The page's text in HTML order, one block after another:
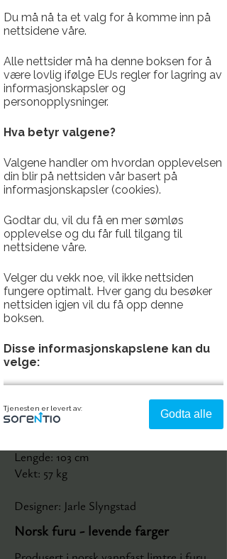
Høyde: 70 cm
Lengde: 103 cm
Vekt: 57 kg
Designer: Jarle Slyngstad
Norsk furu - levende farger
Du må nå ta et valg for å komme inn på
nettsidene våre.
Alle nettsider må ha denne boksen for å
være lovlig ifølge EUs regler for lagring av
informasjonskapsler og
personopplysninger.
Hva betyr valgene?
Valgene handler om hvordan opplevelsen
din blir på nettsiden vår basert på
informasjonskapsler (cookies).
Godtar du, vil du få en mer sømløs
opplevelse og du får full tilgang til
nettsidene våre.
Velger du vekk noe, vil ikke nettsiden
fungere optimalt. Hver gang du besøker
nettsiden igjen vil du få opp denne
boksen.
Disse informasjonskapslene kan du
velge:
Strengt nødvendig - denne er alltid
på
funksjonalitet som språk, sted og handlekurv.
Analyse og ytelse
Denne gir oss muligheten til å samle
informasjon om hvordan du bruker nettsiden
Tjenesten er levert av: Godta alle